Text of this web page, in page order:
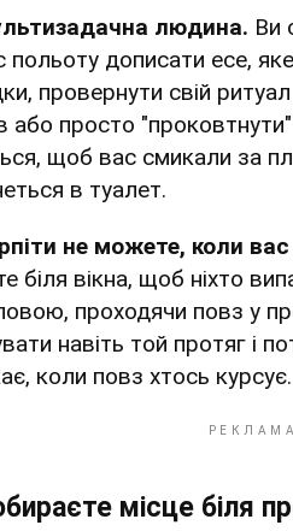
людина. Ви
польоту дописати есе,
провернути свій
або просто
щоб вас смикали за
в туалет.
не можете, коли
біля вікна, щоб ніхто
проходячи повз у
навіть той протяг і
коли повз хтось курсує.
місце біля